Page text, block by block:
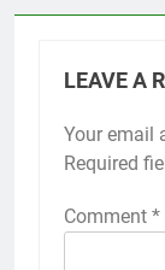
LEAVE A
Your email
Required
Comment *